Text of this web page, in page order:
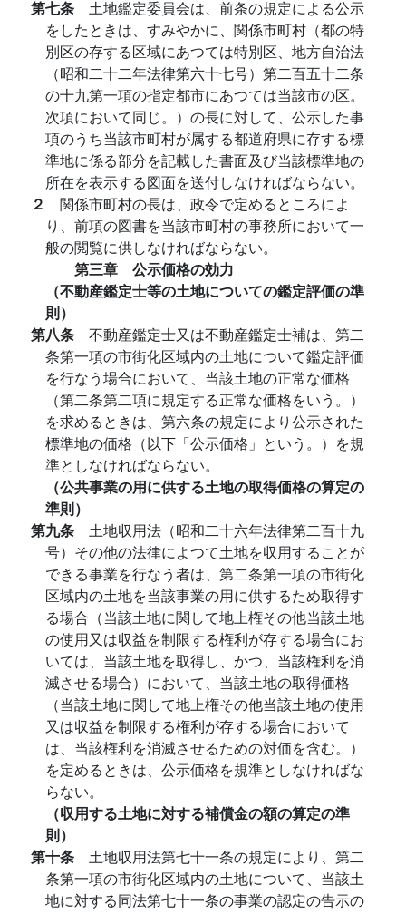
第七条 土地鑑定委員会は、前条の規定による公示
をしたときは、すみやかに、関係市町村（都の特
別区の存する区域にあつては特別区、地方自治法
（昭和二十二年法律第六十七号）第二百五十二条
の十九第一項の指定都市にあつては当該市の区。
次項において同じ。）の長に対して、公示した事
項のうち当該市町村が属する都道府県に存する標
準地に係る部分を記載した書面及び当該標準地の
所在を表示する図面を送付しなければならない。
２ 関係市町村の長は、政令で定めるところによ
り、前項の図書を当該市町村の事務所において一
般の閲覧に供しなければならない。
第三章 公示価格の効力
（不動産鑑定士等の土地についての鑑定評価の準
則）
第八条 不動産鑑定士又は不動産鑑定士補は、第二
条第一項の市街化区域内の土地について鑑定評価
を行なう場合において、当該土地の正常な価格
（第二条第二項に規定する正常な価格をいう。）
を求めるときは、第六条の規定により公示された
標準地の価格（以下「公示価格」という。）を規
準としなければならない。
（公共事業の用に供する土地の取得価格の算定の
準則）
第九条 土地収用法（昭和二十六年法律第二百十九
号）その他の法律によつて土地を収用することが
できる事業を行なう者は、第二条第一項の市街化
区域内の土地を当該事業の用に供するため取得す
る場合（当該土地に関して地上権その他当該土地
の使用又は収益を制限する権利が存する場合にお
いては、当該土地を取得し、かつ、当該権利を消
滅させる場合）において、当該土地の取得価格
（当該土地に関して地上権その他当該土地の使用
又は収益を制限する権利が存する場合において
は、当該権利を消滅させるための対価を含む。）
を定めるときは、公示価格を規準としなければな
らない。
（収用する土地に対する補償金の額の算定の準
則）
第十条 土地収用法第七十一条の規定により、第二
条第一項の市街化区域内の土地について、当該土
地に対する同法第七十一条の事業の認定の告示の